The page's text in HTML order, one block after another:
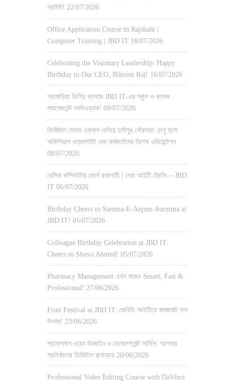
প্রফিট! 22/07/2026
Office Application Course in Rajshahi |
Computer Training | JBD IT 18/07/2026
Celebrating the Visionary Leadership: Happy
Birthday to Our CEO, Bikrom Raj! 16/07/2026
পচামাড়িয়া ডিগ্রি কলেজে JBD IT-এর স্কুল ও কলেজ
ম্যানেজমেন্ট সফটওয়্যার! 09/07/2026
ডিজিটাল সেবায় একধাপ এগিয়ে দুর্গাপুর পৌরসভা: চালু হলো
অফিসিয়াল ওয়েবসাইট এবং কর্মকর্তাদের বিশেষ ওরিয়েন্টেশন
08/07/2026
বেসিক কম্পিউটার কোর্স রাজশাহী | সেরা আইটি ট্রেনিং – JBD
IT 06/07/2026
Birthday Cheers to Samma-E-Anjum Aurnima at
JBD IT! 05/07/2026
Colleague Birthday Celebration at JBD IT:
Cheers to Shuvo Ahmed! 05/07/2026
Pharmacy Management এখন আরও Smart, Fast &
Professional! 27/06/2026
Fruit Festival at JBD IT: জেবিডি আইটিতে জমজমাট ফল
উৎসব! 23/06/2026
প্রফেশনাল ওয়েব ডিজাইন ও ডেভেলপমেন্ট সার্ভিস: আপনার
প্রতিষ্ঠানের ডিজিটাল রূপান্তর 20/06/2026
Professional Video Editing Course with DaVinci